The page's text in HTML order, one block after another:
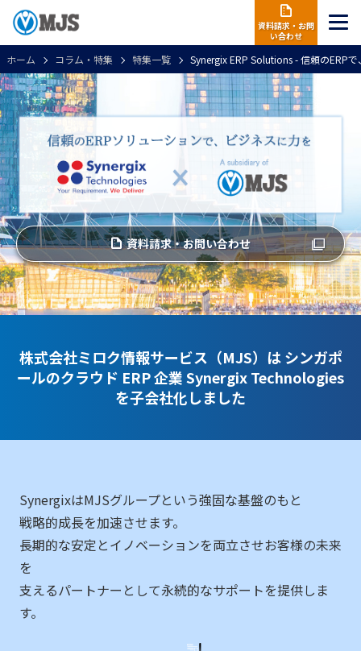
資料請求・お問
い合わせ
ホーム コラム・特集 特集一覧 Synergix ERP Solutions - 信頼のERP
資料請求・お問い合わせ
株式会社ミロク情報サービス（MJS）はシンガポ
ールのクラウド ERP 企業 Synergix Technologies
を子会社化しました
SynergixはMJSグループという強固な基盤のもと
戦略的成長を加速させます。
長期的な安定とイノベーションを両立させお客様の未来
を
支えるパートナーとして永続的なサポートを提供しま
す。